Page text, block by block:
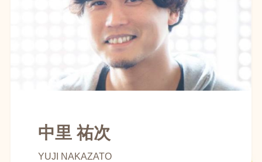
中里 祐次
YUJI NAKAZATO